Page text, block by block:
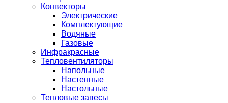
Конвекторы
Электрические
Комплектующие
Водяные
Газовые
Инфракрасные
Тепловентиляторы
Напольные
Настенные
Настольные
Тепловые завесы